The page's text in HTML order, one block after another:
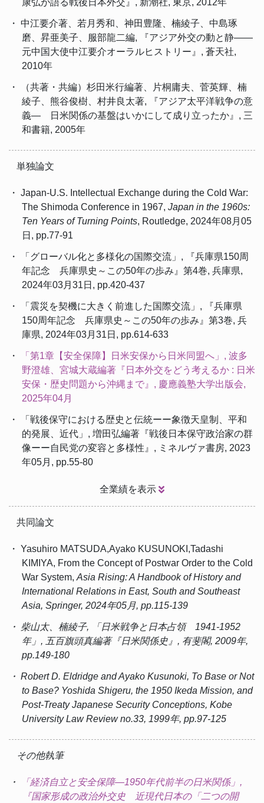
康弘が語る戦後日本外交』, 新潮社, 東京, 2012年
・ 中江要介著、若月秀和、神田豊隆、楠綾子、中島琢
磨、昇亜美子、服部龍二編, 『アジア外交の動と静――
元中国大使中江要介オーラルヒストリー』, 蒼天社,
2010年
・ （共著・共編）杉田米行編著、片桐庸夫、菅英輝、楠
綾子、熊谷俊樹、村井良太著, 『アジア太平洋戦争の意
義― 日米関係の基盤はいかにして成り立ったか』, 三
和書籍, 2005年
単独論文
・ Japan-U.S. Intellectual Exchange during the Cold War:
The Shimoda Conference in 1967, Japan in the 1960s:
Ten Years of Turning Points, Routledge, 2024年08月05
日, pp.77-91
・ 「グローバル化と多様化の国際交流」, 『兵庫県150周
年記念 兵庫県史～この50年の歩み』第4巻, 兵庫県,
2024年03月31日, pp.420-437
・ 「震災を契機に大きく前進した国際交流」, 『兵庫県
150周年記念 兵庫県史～この50年の歩み』第3巻, 兵
庫県, 2024年03月31日, pp.614-633
・
「第1章【安全保障】日米安保から日米同盟へ」, 波多
野澄雄、宮城大蔵編著『日本外交をどう考えるか : 日米
安保・歴史問題から沖縄まで』, 慶應義塾大学出版会,
2025年04月
・ 「戦後保守における歴史と伝統ーー象徴天皇制、平和
的発展、近代」, 増田弘編著『戦後日本保守政治家の群
像ーー自民党の変容と多様性』, ミネルヴァ書房, 2023
年05月, pp.55-80
全業績を表示
共同論文
・ Yasuhiro MATSUDA,Ayako KUSUNOKI,Tadashi
KIMIYA, From the Concept of Postwar Order to the Cold
War System, Asia Rising: A Handbook of History and
International Relations in East, South and Southeast
Asia, Springer, 2024年05月, pp.115-139
・ 柴山太、楠綾子, 「日米戦争と日本占領 1941-1952
年」, 五百旗頭真編著『日米関係史』, 有斐閣, 2009年,
pp.149-180
・ Robert D. Eldridge and Ayako Kusunoki, To Base or Not
to Base? Yoshida Shigeru, the 1950 Ikeda Mission, and
Post-Treaty Japanese Security Conceptions, Kobe
University Law Reviewno.33, 1999年, pp.97-125
その他執筆
・
「経済自立と安全保障―1950年代前半の日米関係」,
『国家形成の政治外交史 近現代日本の「二つの開